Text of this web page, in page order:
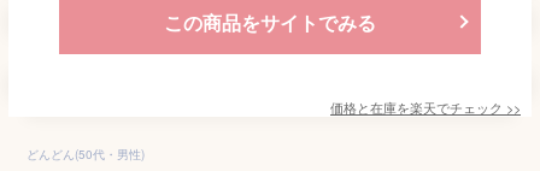
この商品をサイトでみる
価格と在庫を楽天でチェック >>
どんどん(50代・男性)